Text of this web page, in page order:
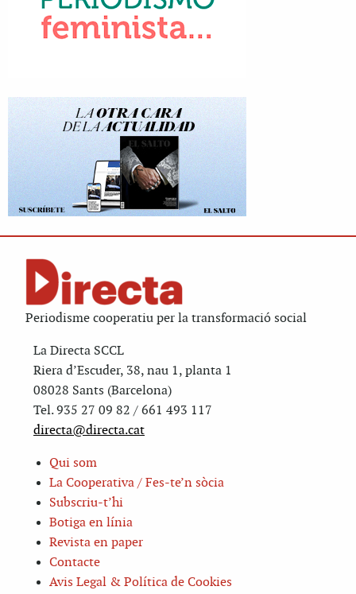
Periodisme cooperatiu per la transformació social
La Directa SCCL
Riera d’Escuder, 38, nau 1, planta 1
08028 Sants (Barcelona)
Tel. 935 27 09 82 / 661 493 117
directa@directa.cat
Qui som
La Cooperativa / Fes-te’n sòcia
Subscriu-t’hi
Botiga en línia
Revista en paper
Contacte
Avis Legal & Política de Cookies